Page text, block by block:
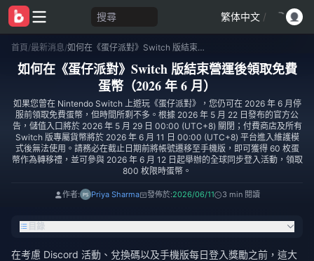
搜尋 繁体中文 /
首頁/最新消息/ 如何在《蛋仔派對》Switch 版結束營運後領取免費蛋幣（2026 年 6 月）
如何在《蛋仔派對》Switch 版結束營運後領取免費
蛋幣（2026 年 6 月）
如果您曾在 Nintendo Switch 上遊玩《蛋仔派對》，您仍可在 2026 年 6 月停
服前領取免費蛋幣，但時間所剩不多。根據 2026 年 5 月 22 日發布的官方公
告，儲值入口將於 2026 年 5 月 29 日 00:00 (UTC+8) 關閉；付費商店及所有
Switch 版專屬貨幣將於 2026 年 6 月 11 日 00:00 (UTC+8) 平台進入維護模
式後無法使用。請務必在截止日期前將帳號遷移至手機版，即可獲得 60 枚蛋
幣作為轉移禮，並可參與 2026 年 6 月 12 日起舉辦的全球同步登入活動，領取
800 枚限時蛋幣。
作者: Priya Sharma 發佈於:2026/06/11 3 min 閱讀
目錄
在考慮 Discord 活動、兌換碼以及手機版每日登入獎勵之前，這大